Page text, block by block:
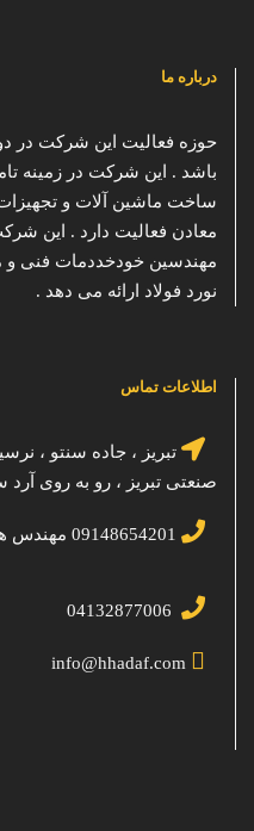
درباره ما
حوزه فعالیت این شرکت در
باشد . این شرکت در زمینه
ساخت ماشین آلات و
معادن فعالیت دارد . این
مهندسین خودخددمات فنی و
نورد فولاد ارائه می دهد .
اطلاعات تماس
تبریز ، جاده سنتو ،
صنعتی تبریز ، رو به روی آرد